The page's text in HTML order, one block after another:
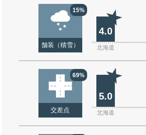
15%
舗装（積雪）
4.0
北海道
69%
交差点
5.0
北海道